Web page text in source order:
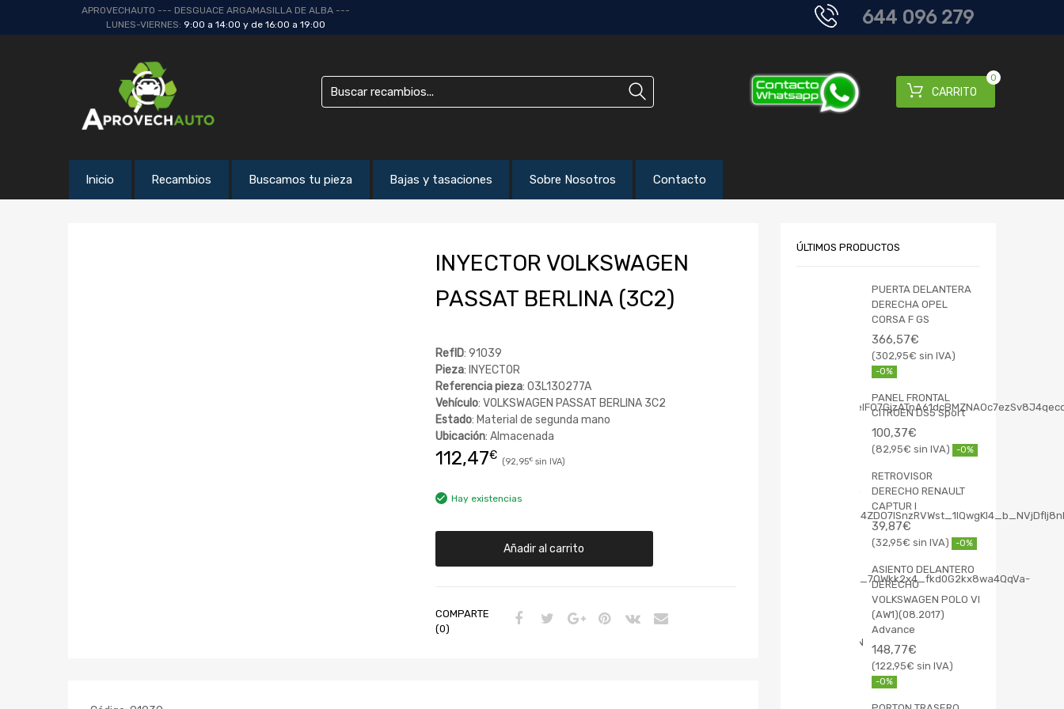
APROVECHAUTO --- DESGUACE ARGAMASILLA DE ALBA ---
LUNES-VIERNES: 9:00 a 14:00 y de 16:00 a 19:00 644 096 279
CARRITO
0
Inicio Recambios Buscamos tu pieza Bajas y tasaciones Sobre Nosotros Contacto
INYECTOR VOLKSWAGEN
PASSAT BERLINA (3C2)
RefID: 91039
Pieza: INYECTOR
Referencia pieza: 03L130277A
Vehículo: VOLKSWAGEN PASSAT BERLINA 3C2
Estado: Material de segunda mano
Ubicación: Almacenada
112,47€ 92,95€
Hay existencias
Añadir al carrito
COMPARTE
(0)
ÚLTIMOS PRODUCTOS
PUERTA DELANTERA
DERECHA OPEL
CORSA F GS
366,57€
302,95€
-0%
PANEL FRONTAL
CITROEN DS5 Sport
100,37€
82,95€ -0%
RETROVISOR
DERECHO RENAULT
CAPTUR I
39,87€
32,95€ -0%
ASIENTO DELANTERO
DERECHO
VOLKSWAGEN POLO VI
(AW1)(08.2017)
Advance
148,77€
122,95€
-0%